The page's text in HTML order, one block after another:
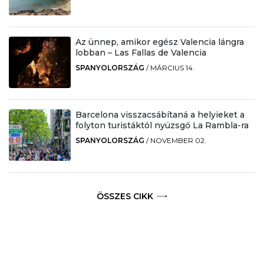
Az ünnep, amikor egész Valencia lángra
lobban – Las Fallas de Valencia
SPANYOLORSZÁG / MÁRCIUS 14.
Barcelona visszacsábítaná a helyieket a
folyton turistáktól nyüzsgő La Rambla-ra
SPANYOLORSZÁG / NOVEMBER 02.
ÖSSZES CIKK